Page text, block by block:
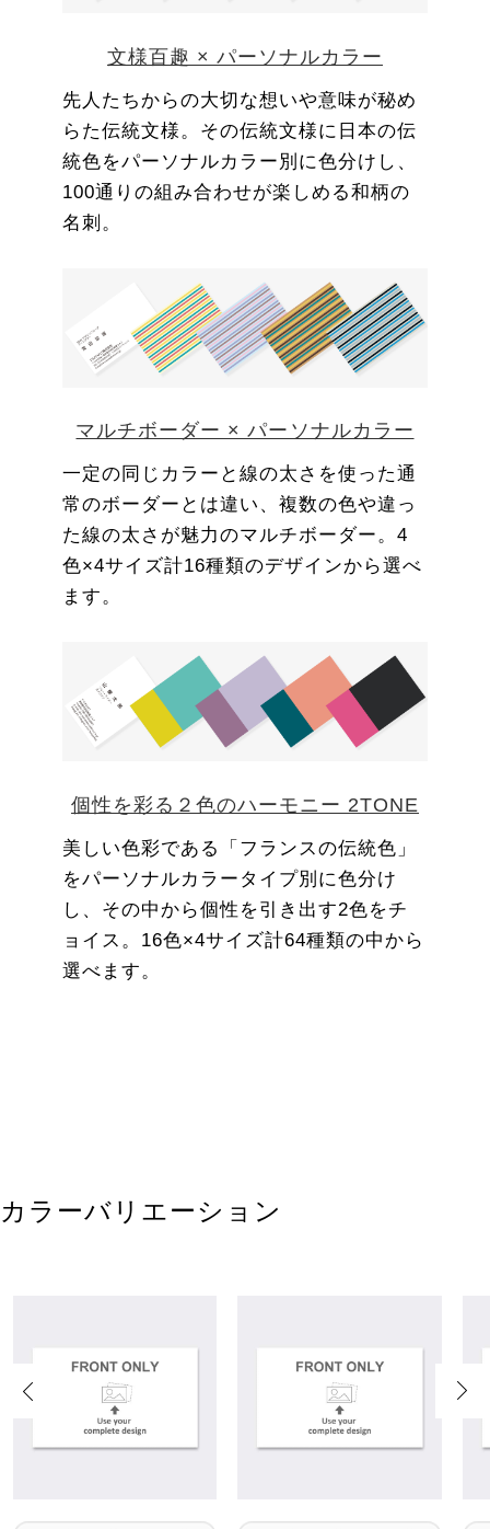
文様百趣 × パーソナルカラー
先人たちからの大切な想いや意味が秘め
らた伝統文様。その伝統文様に日本の伝
統色をパーソナルカラー別に色分けし、
100通りの組み合わせが楽しめる和柄の
名刺。
マルチボーダー × パーソナルカラー
一定の同じカラーと線の太さを使った通
常のボーダーとは違い、複数の色や違っ
た線の太さが魅力のマルチボーダー。4
色×4サイズ計16種類のデザインから選べ
ます。
個性を彩る２色のハーモニー 2TONE
美しい色彩である「フランスの伝統色」
をパーソナルカラータイプ別に色分け
し、その中から個性を引き出す2色をチ
ョイス。16色×4サイズ計64種類の中から
選べます。
カラーバリエーション
Previous